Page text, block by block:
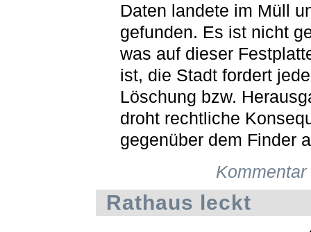
Daten landete im Müll
gefunden. Es ist nicht
was auf dieser
ist, die Stadt fordert
Löschung bzw.
droht rechtliche
gegenüber dem Finder
Rathaus leckt